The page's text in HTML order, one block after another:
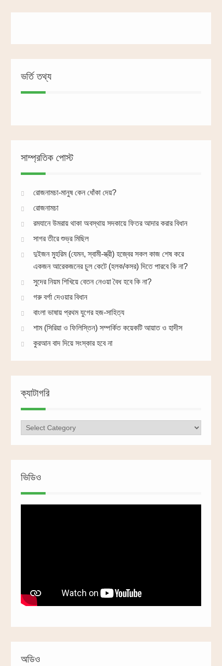
ভর্তি তথ্য
সাম্প্রতিক পোস্ট
রোজনামচা-মানুষ কেন ধোঁকা দেয়?
রোজনামচা
রমযানে উমরায় থাকা অবস্থায় সদকায়ে ফিতর আদার করার বিধান
সাগর তীরে শুভ্র মিছিল
দুইজন মুহরিম (যেমন, স্বামী-স্ত্রী) হজ্বের সকল কাজ শেষ করে
একজন আরেকজনের চুল কেটে (হলক/কসর) দিতে পারবে কি না?
সুদের নিয়ম শিখিয়ে বেতন নেওয়া বৈধ হবে কি না?
গরু বর্গা দেওয়ার বিধান
বাংলা ভাষায় প্রথম যুগের হজ-সাহিত্য
শাম (সিরিয়া ও ফিলিস্তিন) সম্পর্কিত কয়েকটি আয়াত ও হাদীস
কুরআন বাদ দিয়ে সংস্কার হবে না
ক্যাটাগরি
ক্যাটাগরি
ভিডিও
অডিও